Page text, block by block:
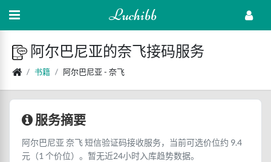
Luchibb
阿尔巴尼亚的奈飞接码服务
书籍 阿尔巴尼亚 - 奈飞
服务摘要
阿尔巴尼亚 奈飞 短信验证码接收服务，当前可选价位约 9.4
元（1 个价位）。暂无近24小时入库趋势数据。